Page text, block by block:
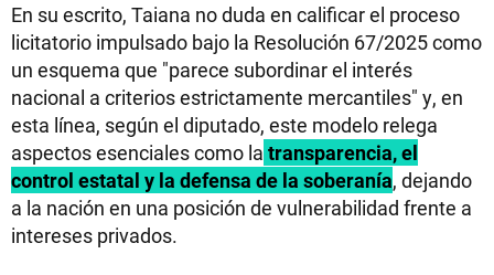
En su escrito, Taiana no duda en calificar el proceso
licitatorio impulsado bajo la Resolución 67/2025 como
un esquema que "parece subordinar el interés
nacional a criterios estrictamente mercantiles" y, en
esta línea, según el diputado, este modelo relega
aspectos esenciales como la transparencia, el
control estatal y la defensa de la soberanía, dejando
a la nación en una posición de vulnerabilidad frente a
intereses privados.